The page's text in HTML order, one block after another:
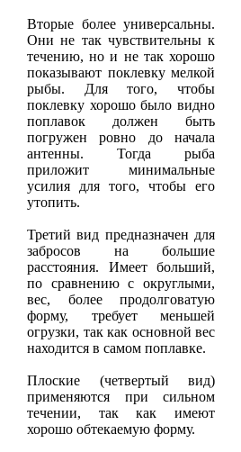
Вторые более универсальны.
Они не так чувствительны к
течению, но и не так хорошо
показывают поклевку мелкой
рыбы. Для того, чтобы
поклевку хорошо было видно
поплавок должен быть
погружен ровно до начала
антенны. Тогда рыба
приложит минимальные
усилия для того, чтобы его
утопить.
Третий вид предназначен для
забросов на большие
расстояния. Имеет больший,
по сравнению с округлыми,
вес, более продолговатую
форму, требует меньшей
огрузки, так как основной вес
находится в самом поплавке.
Плоские (четвертый вид)
применяются при сильном
течении, так как имеют
хорошо обтекаемую форму.